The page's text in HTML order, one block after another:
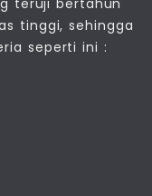
tinggi, sehingga
seperti ini :